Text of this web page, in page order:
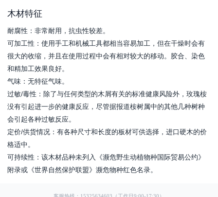
木材特征
耐腐性：非常耐用，抗虫性较差。
可加工性：使用手工和机械工具都相当容易加工，但在干燥时会有
很大的收缩，并且在使用过程中会有相对较大的移动。胶合、染色
和精加工效果良好。
气味：无特征气味。
过敏/毒性：除了与任何类型的木屑有关的标准健康风险外，玫瑰桉
没有引起进一步的健康反应，尽管据报道桉树属中的其他几种树种
会引起各种过敏反应。
定价/供货情况：有各种尺寸和长度的板材可供选择，进口硬木的价
格适中。
可持续性：该木材品种未列入《濒危野生动植物种国际贸易公约》
附录或《世界自然保护联盟》濒危物种红色名录。